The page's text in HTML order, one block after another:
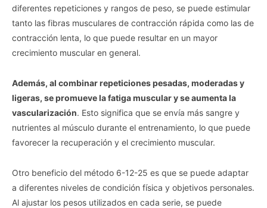
diferentes repeticiones y rangos de peso, se puede estimular
tanto las fibras musculares de contracción rápida como las de
contracción lenta, lo que puede resultar en un mayor
crecimiento muscular en general.
Además, al combinar repeticiones pesadas, moderadas y
ligeras, se promueve la fatiga muscular y se aumenta la
vascularización. Esto significa que se envía más sangre y
nutrientes al músculo durante el entrenamiento, lo que puede
favorecer la recuperación y el crecimiento muscular.
Otro beneficio del método 6-12-25 es que se puede adaptar
a diferentes niveles de condición física y objetivos personales.
Al ajustar los pesos utilizados en cada serie, se puede